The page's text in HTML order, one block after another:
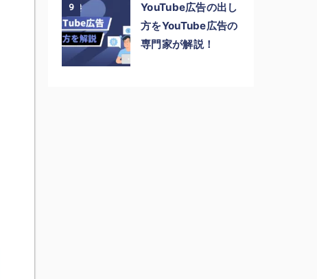
9
YouTube広告の出し
方をYouTube広告の
専門家が解説！